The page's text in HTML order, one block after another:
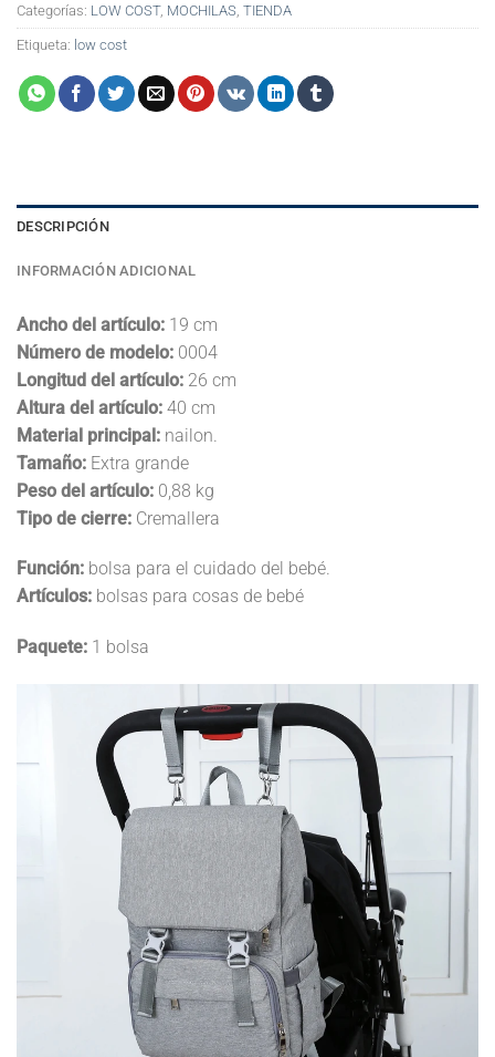
Categorías: LOW COST, MOCHILAS TIENDA
Etiqueta: low cost
DESCRIPCIÓN
INFORMACIÓN ADICIONAL
Ancho del artículo: 19 cm
Número de modelo: 0004
Longitud del artículo: 26 cm
Altura del artículo: 40 cm
Material principal: nailon.
Tamaño: Extra grande
Peso del artículo: 0,88 kg
Tipo de cierre: Cremallera
Función: bolsa para el cuidado del bebé.
Artículos: bolsas para cosas de bebé
Paquete: 1 bolsa